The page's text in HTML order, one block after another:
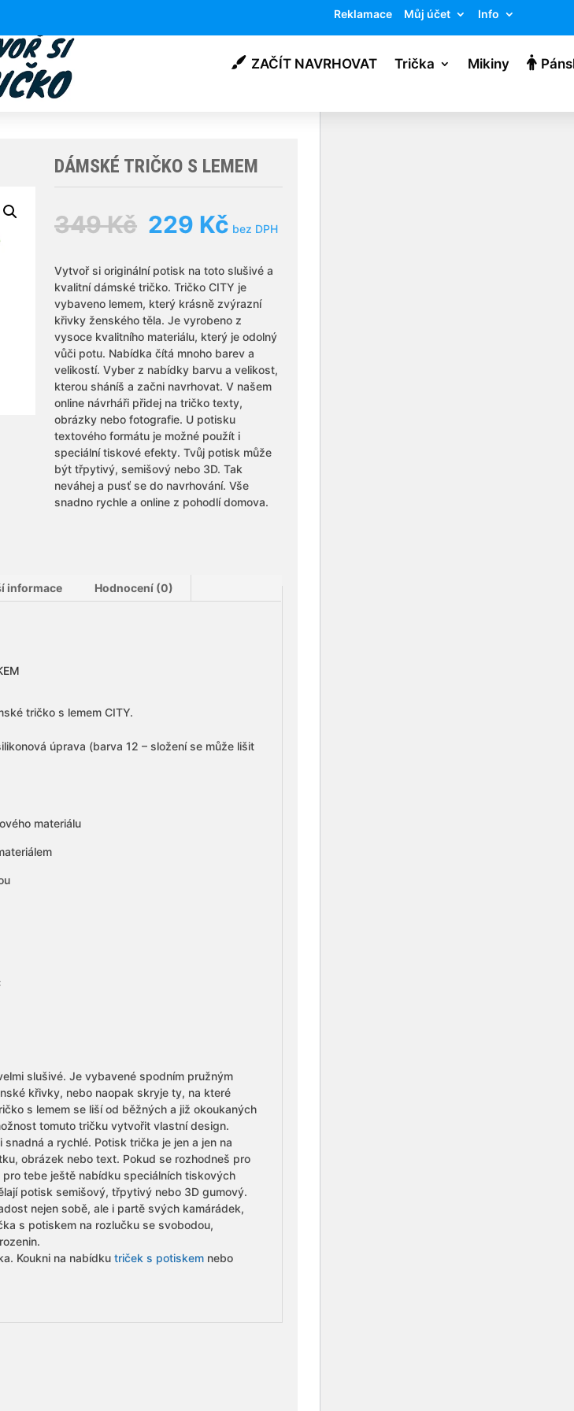
Reklamace Můj účet Info
ZAČÍT NAVRHOVAT Trička Mikiny
DÁMSKÉ TRIČKO S LEMEM
349Kč Original
price
was:
349 Kč.
229 KčCurrent
price
is:
229 Kč.
bez DPH
Vytvoř si originální potisk na toto slušivé a
kvalitní dámské tričko. Tričko CITY je
vybaveno lemem, který krásně zvýrazní
křivky ženského těla. Je vyrobeno z
vysoce kvalitního materiálu, který je odolný
vůči potu. Nabídka čítá mnoho barev a
velikostí. Vyber z nabídky barvu a velikost,
kterou sháníš a začni navrhovat. V našem
online návrháři přidej na tričko texty,
obrázky nebo fotografie. U potisku
textového formátu je možné použít i
speciální tiskové efekty. Tvůj potisk může
být třpytivý, semišový nebo 3D. Tak
neváhej a pusť se do navrhování. Vše
snadno rychle a online z pohodlí domova.
informace Hodnocení (0)
tričko s lemem CITY.
úprava (barva 12 – složení se může lišit
materiálu
slušivé. Je vybavené spodním pružným
křivky, nebo naopak skryje ty, na které
s lemem se liší od běžných a již okoukaných
tomuto tričku vytvořit vlastní design.
a rychlé. Potisk trička je jen a jen na
obrázek nebo text. Pokud se rozhodneš pro
tebe ještě nabídku speciálních tiskových
potisk semišový, třpytivý nebo 3D gumový.
nejen sobě, ale i partě svých kamárádek,
s potiskem na rozlučku se svobodou,
Koukni na nabídkutriček s potiskem nebo